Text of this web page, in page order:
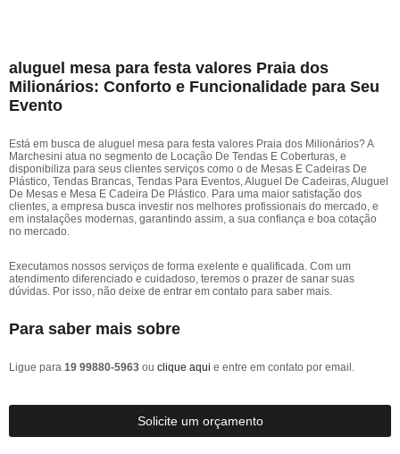
aluguel mesa para festa valores Praia dos
Milionários: Conforto e Funcionalidade para Seu
Evento
Está em busca de aluguel mesa para festa valores Praia dos Milionários? A
Marchesini atua no segmento de Locação De Tendas E Coberturas, e
disponibiliza para seus clientes serviços como o de Mesas E Cadeiras De
Plástico, Tendas Brancas, Tendas Para Eventos, Aluguel De Cadeiras, Aluguel
De Mesas e Mesa E Cadeira De Plástico. Para uma maior satisfação dos
clientes, a empresa busca investir nos melhores profissionais do mercado, e
em instalações modernas, garantindo assim, a sua confiança e boa cotação
no mercado.
Executamos nossos serviços de forma exelente e qualificada. Com um
atendimento diferenciado e cuidadoso, teremos o prazer de sanar suas
dúvidas. Por isso, não deixe de entrar em contato para saber mais.
Para saber mais sobre
Ligue para 19 99880-5963 ou clique aqui e entre em contato por email.
Solicite um orçamento